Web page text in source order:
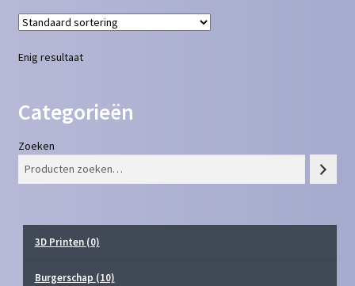
Enig resultaat
Categorieën
Zoeken
3D Printen (0)
Burgerschap (10)